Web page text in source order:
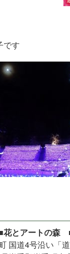
です
花とアートの森
国道4号沿い「